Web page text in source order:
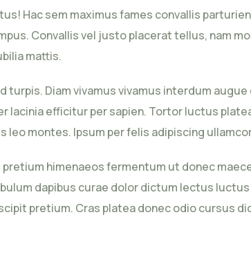
Hac sem maximus fames convallis
Convallis vel justo placerat tellus, nam
mattis.
Diam vivamus vivamus interdum
efficitur per sapien. Tortor luctus
montes. Ipsum per felis adipiscing
himenaeos fermentum ut donec
dapibus curae dolor dictum lectus
pretium. Cras platea donec odio cursus